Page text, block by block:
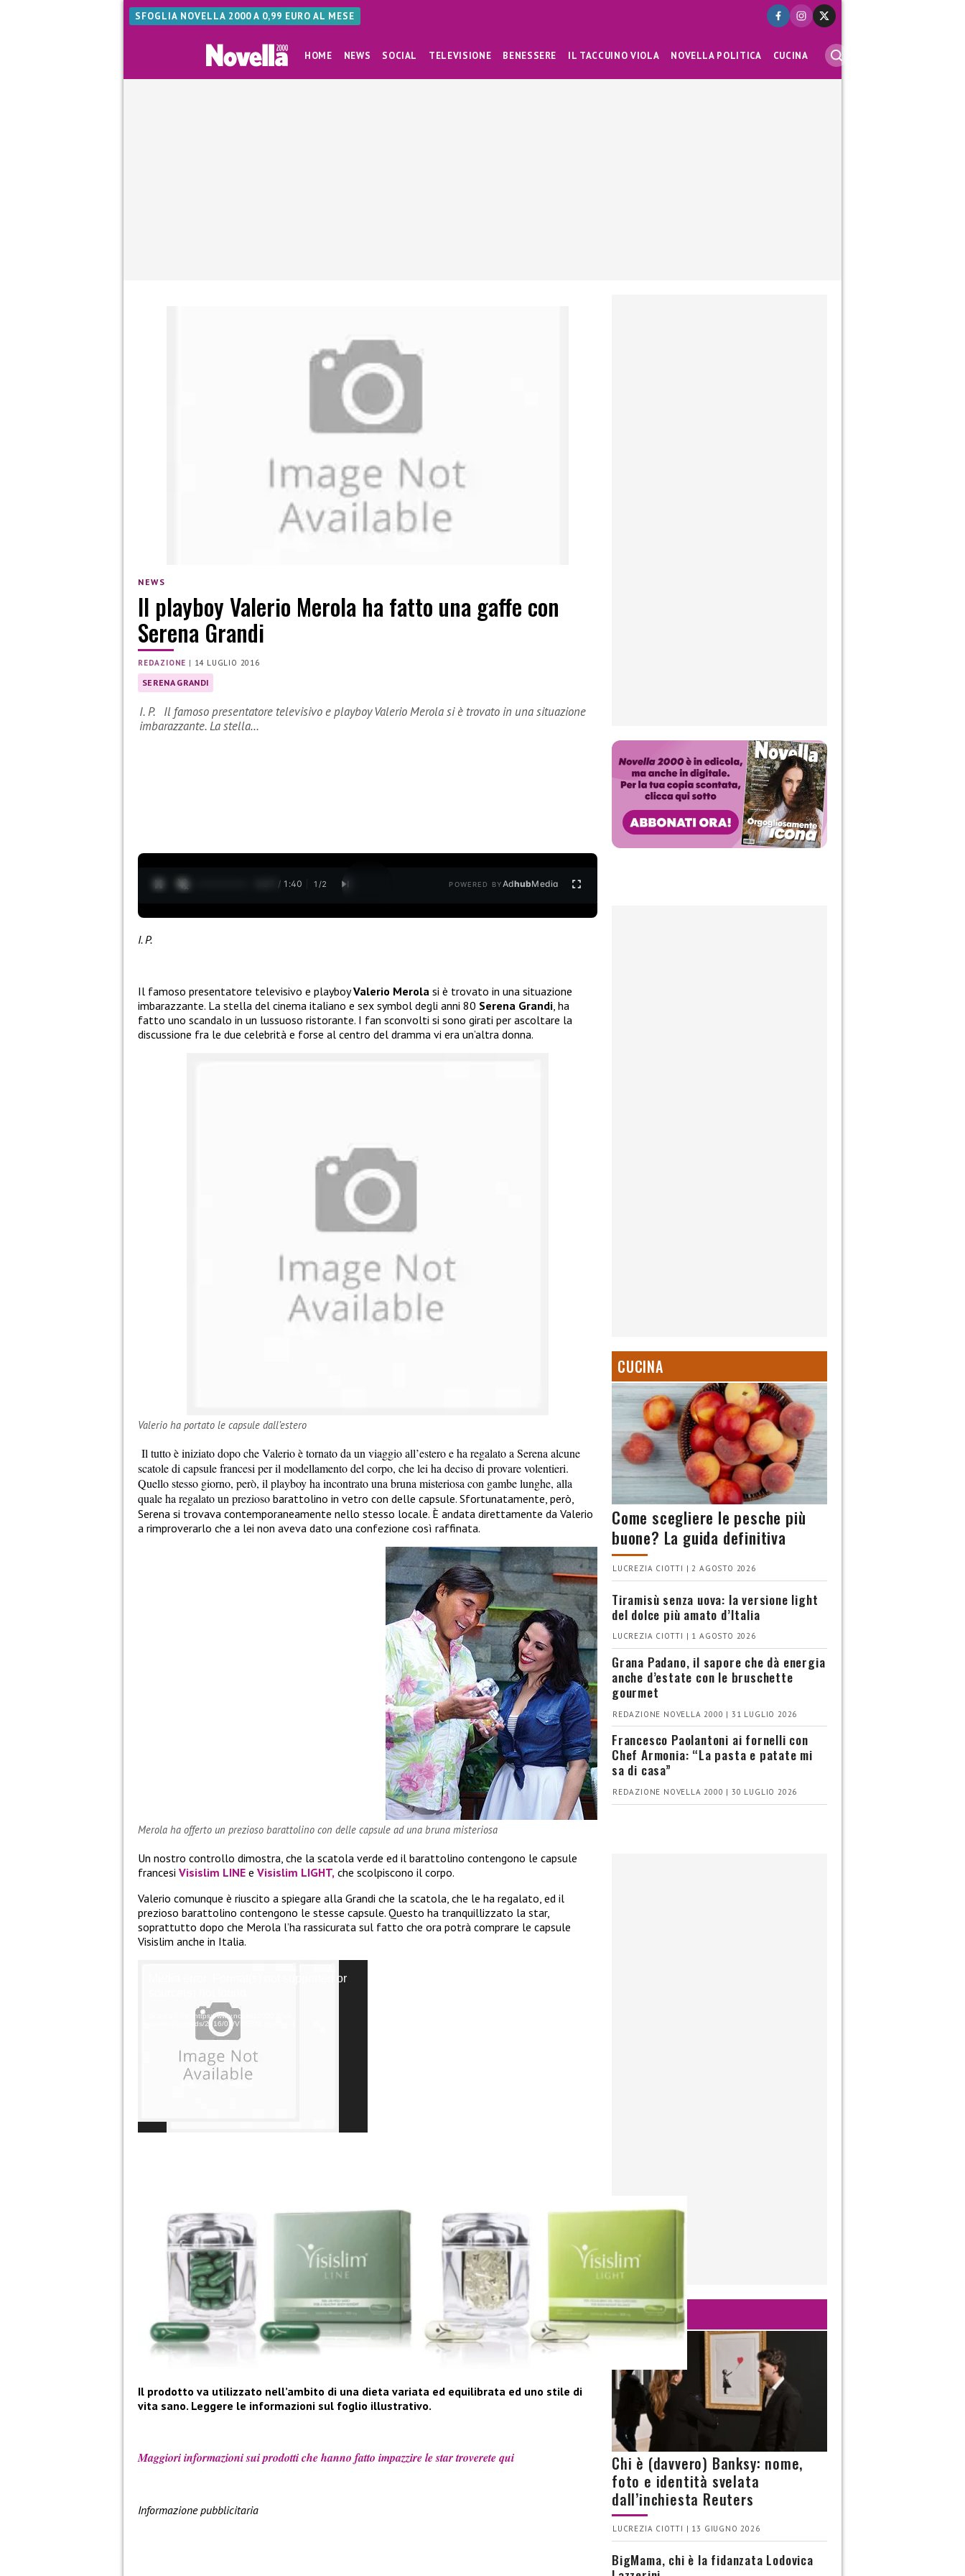
SFOGLIA NOVELLA 2000 A 0,99 EURO AL MESE
HOME NEWS SOCIAL TELEVISIONE BENESSERE IL TACCUINO VIOLA NOVELLA POLITICA CUCINA
NEWS
Il playboy Valerio Merola ha fatto una gaffe con
Serena Grandi
REDAZIONE | 14 LUGLIO 2016
SERENA GRANDI
I. P. Il famoso presentatore televisivo e playboy Valerio Merola si è trovato in una situazione
imbarazzante. La stella…
0:28 / 1:40 1 /2 POWERED BYAdhubMedia
I. P.
Il famoso presentatore televisivo e playboyValerio Merola si è trovato in una situazione
imbarazzante. La stella del cinema italiano e sex symbol degli anni 80 Serena Grandi , ha
fatto uno scandalo in un lussuoso ristorante. I fan sconvolti si sono girati per ascoltare la
discussione fra le due celebrità e forse al centro del dramma vi era un’altra donna.
Valerio ha portato le capsule dall’estero
Il tutto è iniziato dopo che Valerio è tornato da un viaggio all’estero e ha regalato a Serena alcune
scatole di capsule francesi per il modellamento del corpo, che lei ha deciso di provare volentieri.
Quello stesso giorno, però, il playboy ha incontrato una bruna misteriosa con gambe lunghe, alla
quale ha regalato un prezioso barattolino in vetro con delle capsule. Sfortunatamente, però,
Serena si trovava contemporaneamente nello stesso locale. È andata direttamente da Valerio
a rimproverarlo che a lei non aveva dato una confezione così raffinata.
Merola ha offerto un prezioso barattolino con delle capsule ad una bruna misteriosa
Un nostro controllo dimostra, che la scatola verde ed il barattolino contengono le capsule
francesi Visislim LINE e Visislim LIGHT, che scolpiscono il corpo.
Valerio comunque è riuscito a spiegare alla Grandi che la scatola, che le ha regalato, ed il
prezioso barattolino contengono le stesse capsule. Questo ha tranquillizzato la star,
soprattutto dopo che Merola l’ha rassicurata sul fatto che ora potrà comprare le capsule
Visislim anche in Italia.
Media error: Format(s) not supported or
Scarica il file: https://www.novella2000.it/wp-
content/uploads/2016/07/VIDEO1.mp4?_=1
Il prodotto va utilizzato nell’ambito di una dieta variata ed equilibrata ed uno stile di
vita sano. Leggere le informazioni sul foglio illustrativo.
Maggiori informazioni sui prodotti che hanno fatto impazzire le star troverete qui
Informazione pubblicitaria
CUCINA
Come scegliere le pesche più
buone? La guida definitiva
LUCREZIA CIOTTI | 2 AGOSTO 2026
Tiramisù senza uova: la versione light
del dolce più amato d’Italia
LUCREZIA CIOTTI | 1 AGOSTO 2026
Grana Padano, il sapore che dà energia
anche d’estate con le bruschette
gourmet
REDAZIONE NOVELLA 2000 | 31 LUGLIO 2026
Francesco Paolantoni ai fornelli con
Chef Armonia: “La pasta e patate mi
sa di casa”
REDAZIONE NOVELLA 2000 | 30 LUGLIO 2026
CHI È?
Chi è (davvero) Banksy: nome,
foto e identità svelata
dall’inchiesta Reuters
LUCREZIA CIOTTI | 13 GIUGNO 2026
BigMama, chi è la fidanzata Lodovica